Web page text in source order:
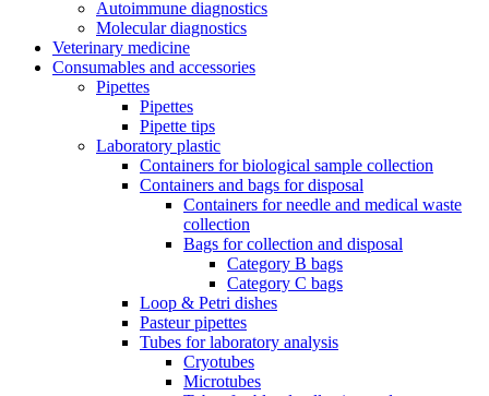
Autoimmune diagnostics
Molecular diagnostics
Veterinary medicine
Consumables and accessories
Pipettes
Pipettes
Pipette tips
Laboratory plastic
Containers for biological sample collection
Containers and bags for disposal
Containers for needle and medical waste
collection
Bags for collection and disposal
Category B bags
Category C bags
Loop & Petri dishes
Pasteur pipettes
Tubes for laboratory analysis
Cryotubes
Microtubes